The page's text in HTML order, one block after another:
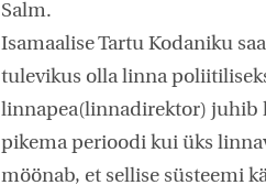
Salm.
Isamaalise Tartu Kodaniku
tulevikus olla linna
linnapea(linnadirektor) juhib
pikema perioodi kui üks
möönab, et sellise süsteemi